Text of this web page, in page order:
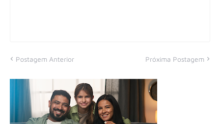
Postagem Anterior Próxima Postagem